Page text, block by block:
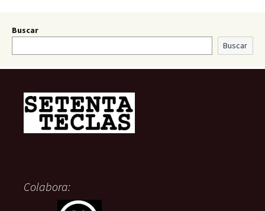
Buscar
Buscar
Colabora: